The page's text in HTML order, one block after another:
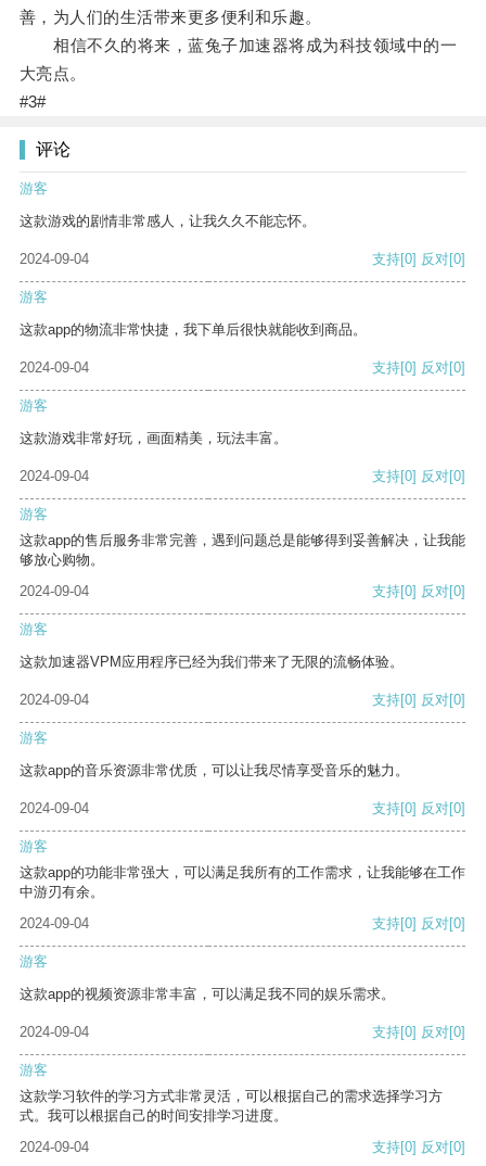
善，为人们的生活带来更多便利和乐趣。
相信不久的将来，蓝兔子加速器将成为科技领域中的一
大亮点。
#3#
评论
游客
这款游戏的剧情非常感人，让我久久不能忘怀。
2024-09-04 支持[0] 反对[0]
游客
这款app的物流非常快捷，我下单后很快就能收到商品。
2024-09-04 支持[0] 反对[0]
游客
这款游戏非常好玩，画面精美，玩法丰富。
2024-09-04 支持[0] 反对[0]
游客
这款app的售后服务非常完善，遇到问题总是能够得到妥善解决，让我能
够放心购物。
2024-09-04
支持[0] 反对[0]
游客
这款加速器VPM应用程序已经为我们带来了无限的流畅体验。
2024-09-04 支持[0] 反对[0]
游客
这款app的音乐资源非常优质，可以让我尽情享受音乐的魅力。
2024-09-04 支持[0] 反对[0]
游客
这款app的功能非常强大，可以满足我所有的工作需求，让我能够在工作
中游刃有余。
2024-09-04
支持[0] 反对[0]
游客
这款app的视频资源非常丰富，可以满足我不同的娱乐需求。
2024-09-04 支持[0] 反对[0]
游客
这款学习软件的学习方式非常灵活，可以根据自己的需求选择学习方
式。我可以根据自己的时间安排学习进度。
2024-09-04
支持[0] 反对[0]